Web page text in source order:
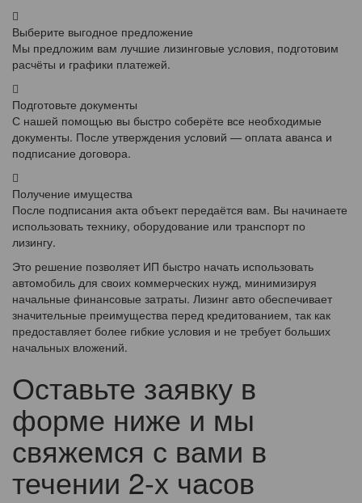
Выберите выгодное предложение
Мы предложим вам лучшие лизинговые условия, подготовим
расчёты и графики платежей.
Подготовьте документы
С нашей помощью вы быстро соберёте все необходимые
документы. После утверждения условий — оплата аванса и
подписание договора.
Получение имущества
После подписания акта объект передаётся вам. Вы начинаете
использовать технику, оборудование или транспорт по
лизингу.
Это решение позволяет ИП быстро начать использовать
автомобиль для своих коммерческих нужд, минимизируя
начальные финансовые затраты. Лизинг авто обеспечивает
значительные преимущества перед кредитованием, так как
предоставляет более гибкие условия и не требует больших
начальных вложений.
Оставьте заявку в
форме ниже и мы
свяжемся с вами в
течении 2-х часов